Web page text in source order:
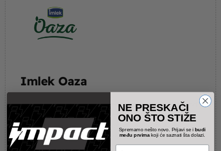
Imlek Oaza
Otkrijte ukus i blagodati Imlek Oaza biljnih napitaka od
badema i ovsa – savršen izbor za zdraviji život!
Pogledajte našu specijalnu ponudu biljnih mleka i
unesite osveženje u svoju ishranu!
NE PRESKAČI
ONO ŠTO STIŽE
Spremamo nešto novo. Prijavi se ibudi
među prvima koji će saznati šta dolazi.
Name